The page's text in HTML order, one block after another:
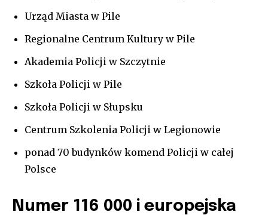
Urząd Miasta w Pile
Regionalne Centrum Kultury w Pile
Akademia Policji w Szczytnie
Szkoła Policji w Pile
Szkoła Policji w Słupsku
Centrum Szkolenia Policji w Legionowie
ponad 70 budynków komend Policji w całej
Polsce
Numer 116 000 i europejska